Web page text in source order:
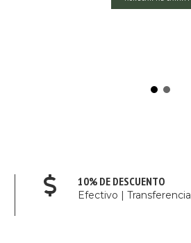
10% DE DESCUENTO
Efectivo | Transferencia